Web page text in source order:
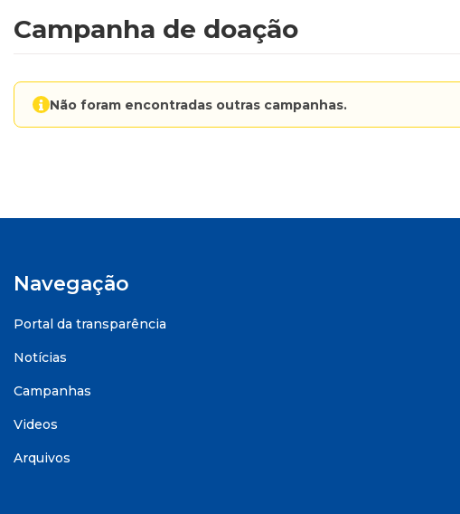
Campanha de doação
Não foram encontradas outras campanhas.
Navegação
Portal da transparência
Notícias
Campanhas
Videos
Arquivos